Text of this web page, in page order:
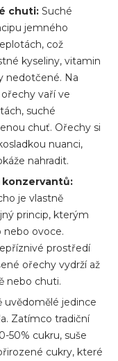
chuti: Suché
jemného
což
kyseliny, vitamin
nedotčené. Na
vaří ve
suché
chuť. Ořechy si
nuanci,
nahradit.
konzervantů:
je vlastně
princip, kterým
nebo ovoce.
prostředí
ořechy vydrží až
nebo chuti.
uvědomělé jedince
Zatímco tradiční
50% cukru, suše
cukry, které